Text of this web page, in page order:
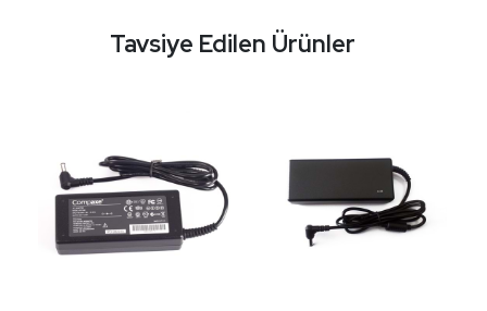
Tavsiye Edilen Ürünler